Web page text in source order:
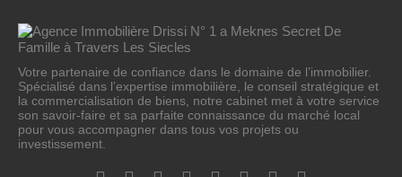
Votre partenaire de confiance dans le domaine de l’immobilier.
Spécialisé dans l’expertise immobilière, le conseil stratégique et
la commercialisation de biens, notre cabinet met à votre service
son savoir-faire et sa parfaite connaissance du marché local
pour vous accompagner dans tous vos projets ou
investissement.